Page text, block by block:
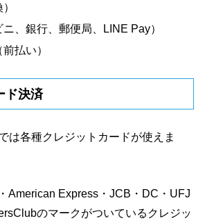
、銀行、郵便局、LINE Pay）
払い）
ド決済
は各種クレジットカードが使えま
American Express・JCB・DC・UFJ
のマークがついているクレジッ